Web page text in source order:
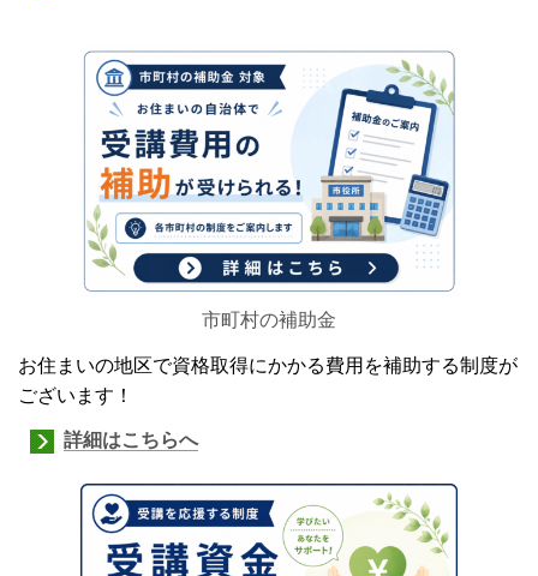
市町村の補助金
お住まいの地区で資格取得にかかる費用を補助する制度が
ございます！
詳細はこちらへ